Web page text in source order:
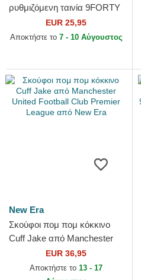
ρυθμιζόμενη ταινία 9FORTY
League Essential από New
York Yankees MLB από New
EUR 25,95
Αποκτήστε το 7 - 10 Αύγουστος
New Era
Σκούφοι πομ πομ κόκκινο
Cuff Jake από Manchester
United Football Club Premier
League από New Era
EUR 36,95
Αποκτήστε το 13 - 17